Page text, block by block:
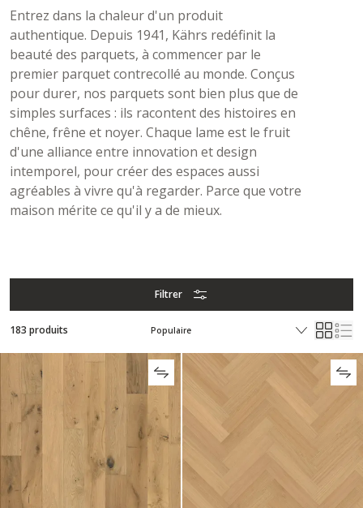
Entrez dans la chaleur d'un produit
authentique. Depuis 1941, Kährs redéfinit la
beauté des parquets, à commencer par le
premier parquet contrecollé au monde. Conçus
pour durer, nos parquets sont bien plus que de
simples surfaces : ils racontent des histoires en
chêne, frêne et noyer. Chaque lame est le fruit
d'une alliance entre innovation et design
intemporel, pour créer des espaces aussi
agréables à vivre qu'à regarder. Parce que votre
maison mérite ce qu'il y a de mieux.
Filtrer
183 produits